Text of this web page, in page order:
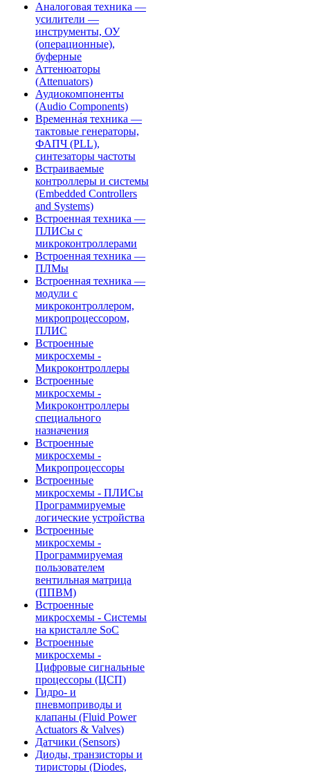
Аналоговая техника —
усилители —
инструменты, ОУ
(операционные),
буферные
Аттенюаторы
(Attenuators)
Аудиокомпоненты
(Audio Components)
Временна́я техника —
тактовые генераторы,
ФАПЧ (PLL),
синтезаторы частоты
Встраиваемые
контроллеры и системы
(Embedded Controllers
and Systems)
Встроенная техника —
ПЛИСы с
микроконтроллерами
Встроенная техника —
ПЛМы
Встроенная техника —
модули с
микроконтроллером,
микропроцессором,
ПЛИС
Встроенные
микросхемы -
Микроконтроллеры
Встроенные
микросхемы -
Микроконтроллеры
специального
назначения
Встроенные
микросхемы -
Микропроцессоры
Встроенные
микросхемы - ПЛИСы
Программируемые
логические устройства
Встроенные
микросхемы -
Программируемая
пользователем
вентильная матрица
(ППВМ)
Встроенные
микросхемы - Системы
на кристалле SoC
Встроенные
микросхемы -
Цифровые сигнальные
процессоры (ЦСП)
Гидро- и
пневмоприводы и
клапаны (Fluid Power
Actuators & Valves)
Датчики (Sensors)
Диоды, транзисторы и
тиристоры (Diodes,